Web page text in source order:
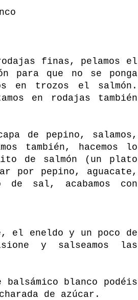
finas, pelamos el
para que no se ponga
en trozos el salmón.
en rodajas también
de pepino, salamos,
también, hacemos lo
de salmón (un plato
por pepino, aguacate,
de sal, acabamos con
el eneldo y un poco de
y salseamos las
blanco podéis
de azúcar.